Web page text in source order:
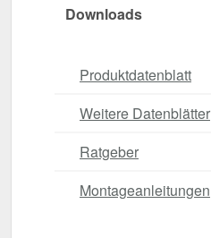
Downloads
Produktdatenblatt
Weitere Datenblätter
Ratgeber
Montageanleitungen